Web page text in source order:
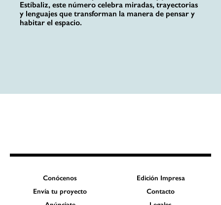
Estíbaliz, este número celebra miradas, trayectorias
y lenguajes que transforman la manera de pensar y
habitar el espacio.
Conócenos
Edición Impresa
Envía tu proyecto
Contacto